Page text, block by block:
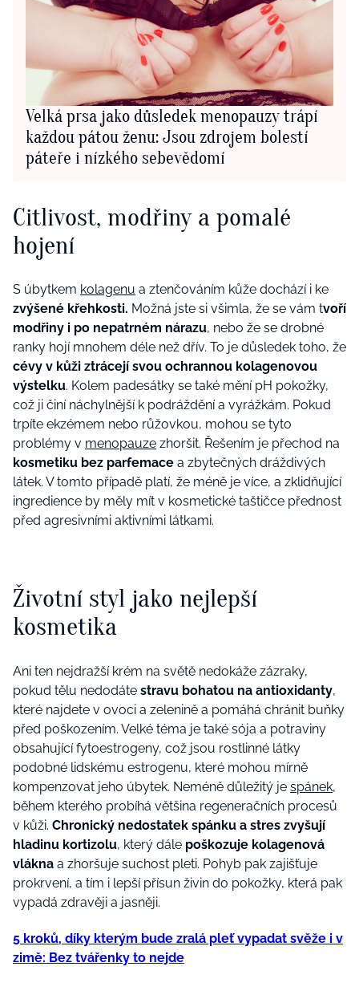
Velká prsa jako důsledek menopauzy trápí
každou pátou ženu: Jsou zdrojem bolestí
páteře i nízkého sebevědomí
Citlivost, modřiny a pomalé
hojení
S úbytkem kolagenu a ztenčováním kůže dochází i ke
zvýšené křehkosti. Možná jste si všimla, že se vám tvoří
modřiny i po nepatrném nárazu, nebo že se drobné
ranky hojí mnohem déle než dřív. To je důsledek toho, že
cévy v kůži ztrácejí svou ochrannou kolagenovou
výstelku. Kolem padesátky se také mění pH pokožky,
což ji činí náchylnější k podráždění a vyrážkám. Pokud
trpíte ekzémem nebo růžovkou, mohou se tyto
problémy v menopauze zhoršit. Řešením je přechod na
kosmetiku bez parfemace a zbytečných dráždivých
látek. V tomto případě platí, že méně je více, a zklidňující
ingredience by měly mít v kosmetické taštičce přednost
před agresivními aktivními látkami.
Životní styl jako nejlepší
kosmetika
Ani ten nejdražší krém na světě nedokáže zázraky,
pokud tělu nedodáte stravu bohatou na antioxidanty,
které najdete v ovoci a zelenině a pomáhá chránit buňky
před poškozením. Velké téma je také sója a potraviny
obsahující fytoestrogeny, což jsou rostlinné látky
podobné lidskému estrogenu, které mohou mírně
kompenzovat jeho úbytek. Neméně důležitý je spánek,
během kterého probíhá většina regeneračních procesů
v kůži. Chronický nedostatek spánku a stres zvyšují
hladinu kortizolu, který dále poškozuje kolagenová
vlákna a zhoršuje suchost pleti. Pohyb pak zajišťuje
prokrvení, a tím i lepší přísun živin do pokožky, která pak
vypadá zdravěji a jasněji.
5 kroků, díky kterým bude zralá pleť vypadat svěže i v
zimě: Bez tvářenky to nejde